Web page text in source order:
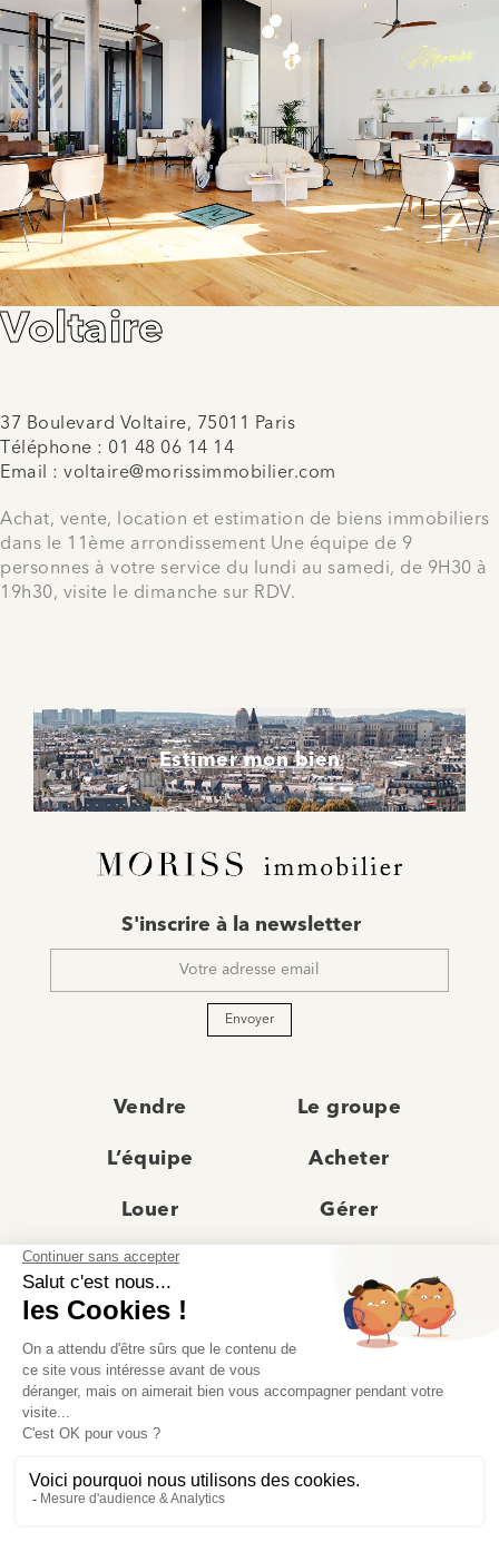
Voltaire
37 Boulevard Voltaire, 75011 Paris
Téléphone : 01 48 06 14 14
Email : voltaire@morissimmobilier.com
Achat, vente, location et estimation de biens immobiliers
dans le 11ème arrondissement Une équipe de 9
personnes à votre service du lundi au samedi, de 9H30 à
19h30, visite le dimanche sur RDV.
Estimer mon bien
mail
S'inscrire à la newsletter
Envoyer
Vendre Le groupe
L’équipe Acheter
Louer Gérer
Actualités
Recrutement Avis clients
Prestige
© Moriss Immobilier 2025 – Tous droits réservés –
Politique de confidentialité